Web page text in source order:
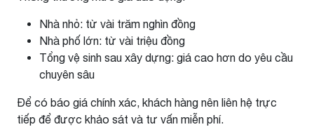
Nhà nhỏ: từ vài trăm nghìn đồng
Nhà phố lớn: từ vài triệu đồng
Tổng vệ sinh sau xây dựng: giá cao hơn do yêu cầu
chuyên sâu
Để có báo giá chính xác, khách hàng nên liên hệ trực
tiếp để được khảo sát và tư vấn miễn phí.